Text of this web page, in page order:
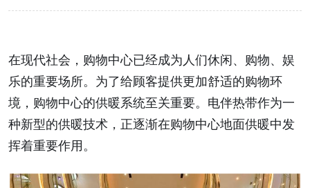
在现代社会，购物中心已经成为人们休闲、购物、娱
乐的重要场所。为了给顾客提供更加舒适的购物环
境，购物中心的供暖系统至关重要。电伴热带作为一
种新型的供暖技术，正逐渐在购物中心地面供暖中发
挥着重要作用。